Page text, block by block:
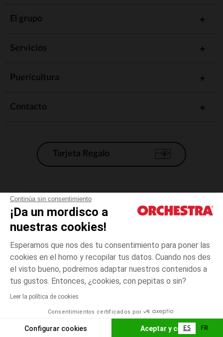
Continúa sin consentimiento
¡Da un mordisco a
nuestras cookies!
Esperamos que nos des tu consentimiento para poner las
cookies en el horno y recopilar tus datos. Cuando nos des
el visto bueno, podremos adaptar nuestros contenidos a
tus gustos. Entonces, ¿cookies, con pepitas o sin?
Leer la política de cookies
Consentimientos certificados por
Configurar cookies Aceptar y cerrar
Beige
talla
unica
El pago medidante
AÑADIR A LA CESTA
El grupo
Servicios
Puericultura
Contacto
Tarjeta Regalo
Condiciones generales de venta
Aviso Legal
*Condiciones de las ofertas actuales
Gestión de las cookies
Accesibilidad: no conforme
Orchestra adhiere al código de ética de la Federación Francesa de comercio
electrónico y venta a distancia (FEVAD) y al sistema de mediación de
ES FR